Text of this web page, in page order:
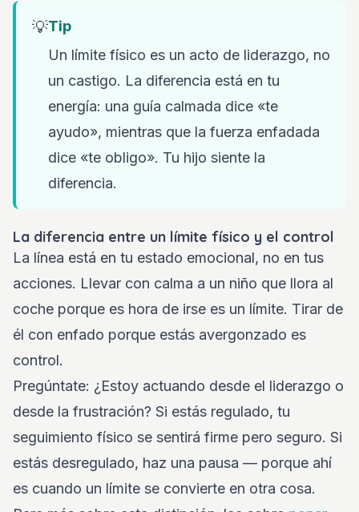
💡Tip
Un límite físico es un acto de liderazgo, no
un castigo. La diferencia está en tu
energía: una guía calmada dice «te
ayudo», mientras que la fuerza enfadada
dice «te obligo». Tu hijo siente la
diferencia.
La diferencia entre un límite físico y el control
La línea está en tu estado emocional, no en tus
acciones. Llevar con calma a un niño que llora al
coche porque es hora de irse es un límite. Tirar de
él con enfado porque estás avergonzado es
control.
Pregúntate: ¿Estoy actuando desde el liderazgo o
desde la frustración? Si estás regulado, tu
seguimiento físico se sentirá firme pero seguro. Si
estás desregulado, haz una pausa — porque ahí
es cuando un límite se convierte en otra cosa.